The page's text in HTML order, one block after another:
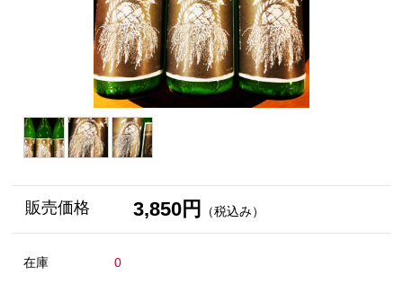
販売価格 3,850円 （税込み）
在庫 0